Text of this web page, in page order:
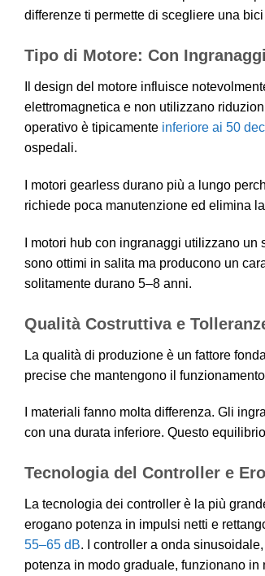
differenze ti permette di scegliere una
Tipo di Motore: Con
Il design del motore influisce
elettromagnetica e non utilizzano
operativo è tipicamente inferiore ai 50
ospedali.
I motori gearless durano più a lungo
richiede poca manutenzione ed elimina
I motori hub con ingranaggi utilizzano
sono ottimi in salita ma producono un
solitamente durano 5–8 anni.
Qualità Costruttiva e
La qualità di produzione è un fattore
precise che mantengono il
I materiali fanno molta differenza. Gli
con una durata inferiore. Questo
Tecnologia del Controller e
La tecnologia dei controller è la più
erogano potenza in impulsi netti e
55–65 dB. I controller a onda
potenza in modo graduale, funzionano